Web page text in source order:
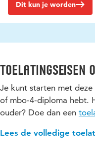
Dit kun je worden
Toelatingseisen
Je kunt starten met
of mbo-4-diploma hebt.
ouder? Doe dan een
Lees de volledige